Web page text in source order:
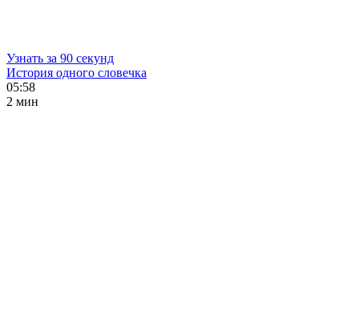
Узнать за 90 секунд
История одного словечка
05:58
2 мин